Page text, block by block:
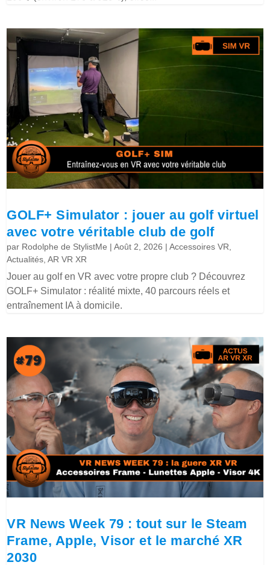
GOLF+ Simulator : jouer au golf virtuel
avec votre véritable club de golf
par Rodolphe de StylistMe |Août 2, 2026 |Accessoires VR
Actualités ,AR VR XR
Jouer au golf en VR avec votre propre club ? Découvrez
GOLF+ Simulator : réalité mixte, 40 parcours réels et
entraînement IA à domicile.
VR News Week 79 : tout sur le Steam
Frame, Apple, Visor et le marché XR
2030